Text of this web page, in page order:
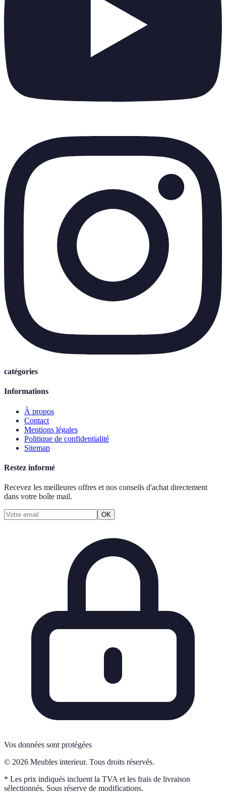
catégories
Informations
À propos
Contact
Mentions légales
Politique de confidentialité
Sitemap
Restez informé
Recevez les meilleures offres et nos conseils d'achat directement
dans votre boîte mail.
OK
Vos données sont protégées
© 2026 Meubles interieur. Tous droits réservés.
* Les prix indiqués incluent la TVA et les frais de livraison
sélectionnés. Sous réserve de modifications.